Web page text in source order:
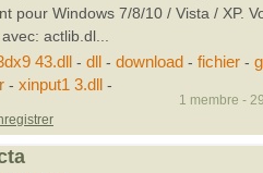
pour Windows 7/8/10 / Vista / XP.
actlib.dl...
43.dll - dll - download - fichier-
- xinput1 3.dll -
1 membre -